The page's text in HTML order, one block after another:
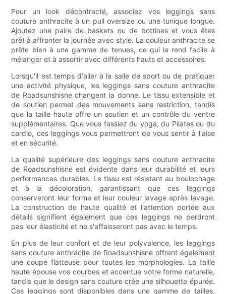
Pour un look décontracté, associez vos leggings sans
couture anthracite à un pull oversize ou une tunique longue.
Ajoutez une paire de baskets ou de bottines et vous êtes
prêt à affronter la journée avec style. La couleur anthracite se
prête bien à une gamme de tenues, ce qui la rend facile à
mélanger et à assortir avec différents hauts et accessoires.
Lorsqu'il est temps d'aller à la salle de sport ou de pratiquer
une activité physique, les leggings sans couture anthracite
de Roadsunshisne changent la donne. Le tissu extensible et
de soutien permet des mouvements sans restriction, tandis
que la taille haute offre un soutien et un contrôle du ventre
supplémentaires. Que vous fassiez du yoga, du Pilates ou du
cardio, ces leggings vous permettront de vous sentir à l'aise
et en sécurité.
La qualité supérieure des leggings sans couture anthracite
de Roadsunshisne est évidente dans leur durabilité et leurs
performances durables. Le tissu est résistant au boulochage
et à la décoloration, garantissant que ces leggings
conserveront leur forme et leur couleur lavage après lavage.
La construction de haute qualité et l'attention portée aux
détails signifient également que ces leggings ne perdront
pas leur élasticité et ne s'affaisseront pas avec le temps.
En plus de leur confort et de leur polyvalence, les leggings
sans couture anthracite de Roadsunshisne offrent également
une coupe flatteuse pour toutes les morphologies. La taille
haute épouse vos courbes et accentue votre forme naturelle,
tandis que le design sans couture crée une silhouette épurée.
Ces leggings sont disponibles dans une gamme de tailles,